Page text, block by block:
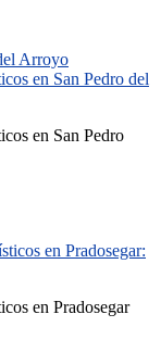
en San Pedro del
en San Pedro
en Pradosegar:
en Pradosegar